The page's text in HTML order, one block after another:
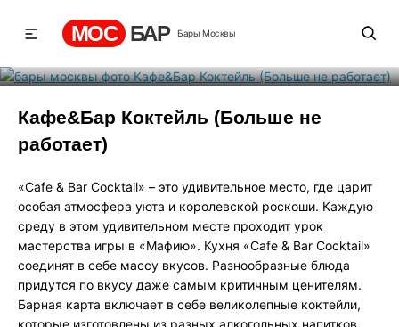
МОС БАР Бары Москвы
(Больше не работает)
Кафе&Бар Коктейль (Больше не
работает)
«Cafe & Bar Cocktail» – это удивительное место, где царит
особая атмосфера уюта и королевской роскоши. Каждую
среду в этом удивительном месте проходит урок
мастерства игры в «Мафию». Кухня «Cafe & Bar Cocktail»
соединят в себе массу вкусов. Разнообразные блюда
придутся по вкусу даже самым критичным ценителям.
Барная карта включает в себе великолепные коктейли,
которые изготовлены из разных алкогольных напитков.